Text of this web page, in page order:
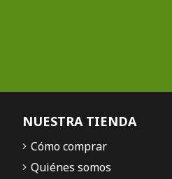
NUESTRA TIENDA
Cómo comprar
Quiénes somos